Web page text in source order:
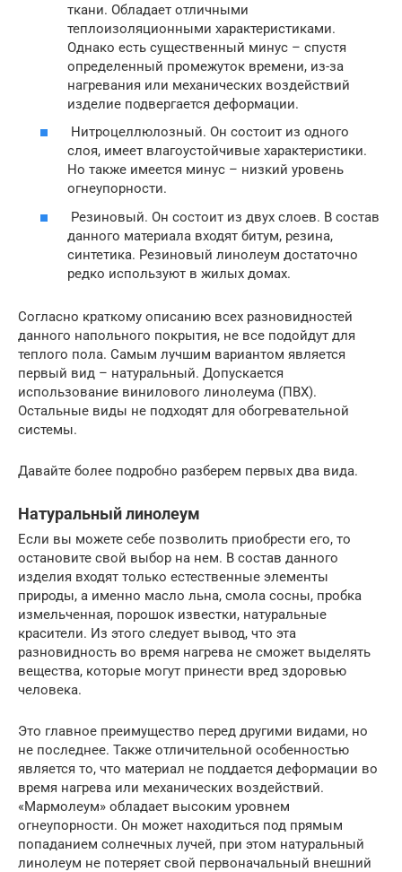
ткани. Обладает отличными
теплоизоляционными характеристиками.
Однако есть существенный минус – спустя
определенный промежуток времени, из-за
нагревания или механических воздействий
изделие подвергается деформации.
Нитроцеллюлозный. Он состоит из одного
слоя, имеет влагоустойчивые характеристики.
Но также имеется минус – низкий уровень
огнеупорности.
Резиновый. Он состоит из двух слоев. В состав
данного материала входят битум, резина,
синтетика. Резиновый линолеум достаточно
редко используют в жилых домах.
Согласно краткому описанию всех разновидностей
данного напольного покрытия, не все подойдут для
теплого пола. Самым лучшим вариантом является
первый вид – натуральный. Допускается
использование винилового линолеума (ПВХ).
Остальные виды не подходят для обогревательной
системы.
Давайте более подробно разберем первых два вида.
Натуральный линолеум
Если вы можете себе позволить приобрести его, то
остановите свой выбор на нем. В состав данного
изделия входят только естественные элементы
природы, а именно масло льна, смола сосны, пробка
измельченная, порошок известки, натуральные
красители. Из этого следует вывод, что эта
разновидность во время нагрева не сможет выделять
вещества, которые могут принести вред здоровью
человека.
Это главное преимущество перед другими видами, но
не последнее. Также отличительной особенностью
является то, что материал не поддается деформации во
время нагрева или механических воздействий.
«Мармолеум» обладает высоким уровнем
огнеупорности. Он может находиться под прямым
попаданием солнечных лучей, при этом натуральный
линолеум не потеряет свой первоначальный внешний